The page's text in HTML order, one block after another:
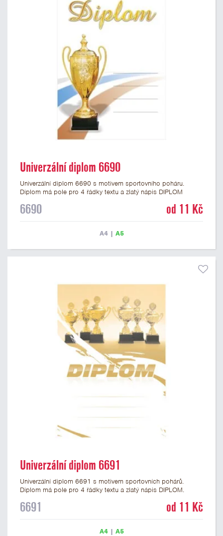
Univerzální diplom 6690
Univerzální diplom 6690 s motivem sportovního poháru.
Diplom má pole pro 4 řádky textu a zlatý nápis DIPLOM
formátu A4 a A5. Tento diplom je vhodný pro většinu událostí,
6690 od 11 Kč
A4| A5
Univerzální diplom 6691
Univerzální diplom 6691 s motivem sportovních pohárů.
Diplom má pole pro 4 řádky textu a zlatý nápis DIPLOM.
univerzální diplom je vhodný pro většinu událostí, ke kterým by
6691 od 11 Kč
A4| A5